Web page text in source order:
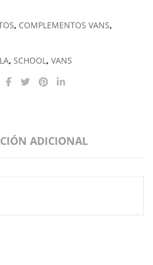
, COMPLEMENTOS VANS,
, SCHOOL , VANS
ADICIONAL